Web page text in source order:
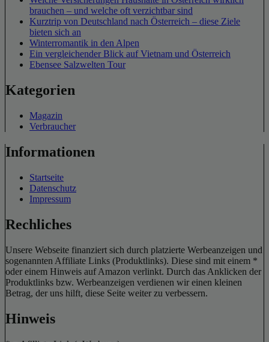
brauchen – und welche oft verzichtbar sind
Kurztrip von Deutschland nach Österreich – diese Ziele
bieten sich an
Winterromantik in den Alpen
Ein vergleichender Blick auf Vietnam und Österreich
Ebensee Salzwelten Tour
Kategorien
Magazin
Verbraucher
Informationen
Startseite
Datenschutz
Impressum
Rechliches
Unsere Webseite finanziert sich durch platzierte Werbeanzeigen und
sogenannten Affiliate Links (Produktlinks). Diese sind mit einem *
oder einem Hinweis auf Amazon verlinkt. Durch das Anklicken der
Produktlinks bzw. Werbeanzeigen verdienen wir einen kleinen
Betrag, der uns hilft, diese Seite weiter zu verbessern.
Hinweis